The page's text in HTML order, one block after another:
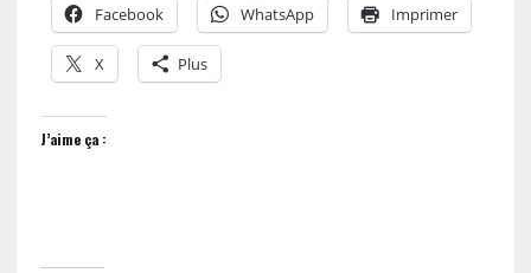
Facebook WhatsApp Imprimer
X Plus
J’aime ça :